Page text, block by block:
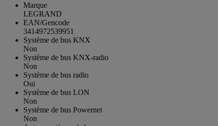
Marque
LEGRAND
EAN/Gencode
3414972539951
Système de bus KNX
Non
Système de bus KNX-radio
Non
Système de bus radio
Oui
Système de bus LON
Non
Système de bus Powernet
Non